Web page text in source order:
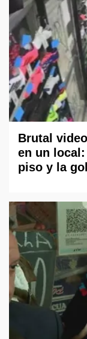
Brutal
en un
piso y la